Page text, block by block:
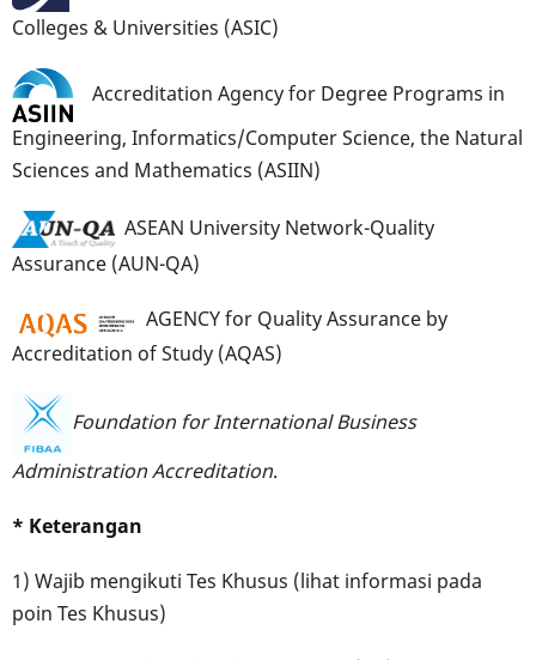
Colleges & Universities (ASIC)
Accreditation Agency for Degree Programs in
Engineering, Informatics/Computer Science, the Natural
Sciences and Mathematics (ASIIN)
ASEAN University Network-Quality
Assurance (AUN-QA)
AGENCY for Quality Assurance by
Accreditation of Study (AQAS)
Foundation for International Business
Administration Accreditation.
* Keterangan
1) Wajib mengikuti Tes Khusus (lihat informasi pada
poin Tes Khusus)